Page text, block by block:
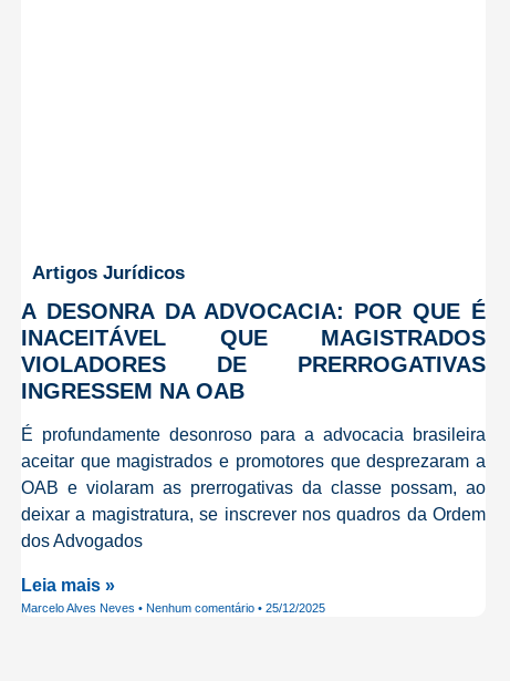
Artigos Jurídicos
A DESONRA DA ADVOCACIA: POR QUE É
INACEITÁVEL QUE MAGISTRADOS
VIOLADORES DE PRERROGATIVAS
INGRESSEM NA OAB
É profundamente desonroso para a advocacia brasileira
aceitar que magistrados e promotores que desprezaram a
OAB e violaram as prerrogativas da classe possam, ao
deixar a magistratura, se inscrever nos quadros da Ordem
dos Advogados
Leia mais »
Marcelo Alves Neves Nenhum comentário 25/12/2025